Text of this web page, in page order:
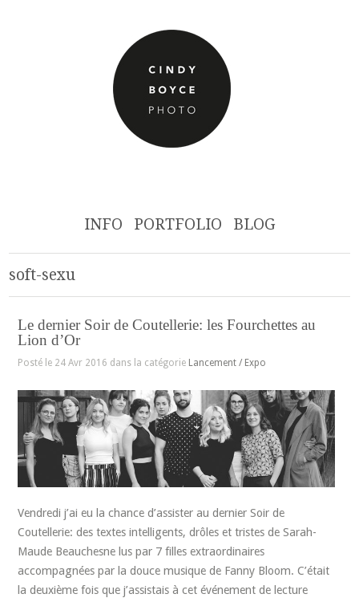
INFO PORTFOLIO BLOG
soft-sexu
Le dernier Soir de Coutellerie: les Fourchettes au
Lion d’Or
Posté le 24 Avr 2016 dans la catégorie Lancement / Expo
Vendredi j’ai eu la chance d’assister au dernier Soir de
Coutellerie: des textes intelligents, drôles et tristes de Sarah-
Maude Beauchesne lus par 7 filles extraordinaires
accompagnées par la douce musique de Fanny Bloom. C’était
la deuxième fois que j’assistais à cet événement de lecture